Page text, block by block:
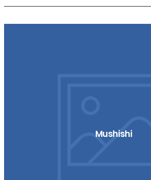
Mushishi